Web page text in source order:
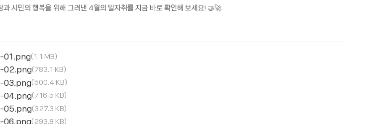
시민의 행복을 위해 그려낸 4월의 발자취를 지금 바로 확인해 보세요! 🤝🚀
-01.png 1.1 MB
-02.png 783.1 KB
-03.png 500.4 KB
-04.png 716.5 KB
-05.png 327.3 KB
-06.png 293.8 KB